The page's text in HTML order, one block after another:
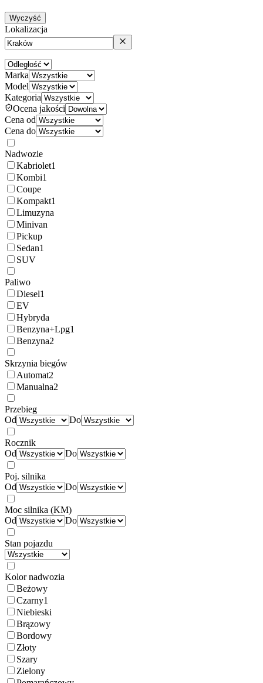
Wyczyść
Lokalizacja
Marka
Model
Kategoria
Ocena jakości
Cena od
Cena do
Nadwozie
Kabriolet1
Kombi1
Coupe
Kompakt1
Limuzyna
Minivan
Pickup
Sedan1
SUV
Paliwo
Diesel1
EV
Hybryda
Benzyna+Lpg1
Benzyna2
Skrzynia biegów
Automat2
Manualna2
Przebieg
Od
Do
Rocznik
Od
Do
Poj. silnika
Od
Do
Moc silnika (KM)
Od
Do
Stan pojazdu
Kolor nadwozia
Beżowy
Czarny1
Niebieski
Brązowy
Bordowy
Złoty
Szary
Zielony